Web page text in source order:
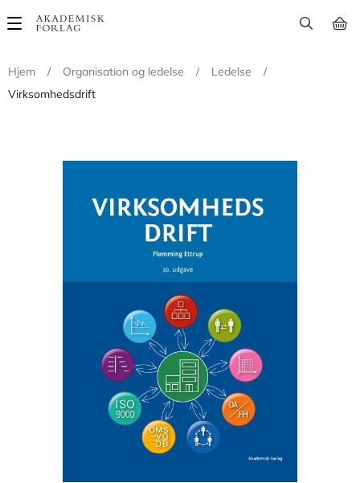
Main
Hjem
/ Organisation og ledelse / Ledelse
/
Virksomhedsdrift